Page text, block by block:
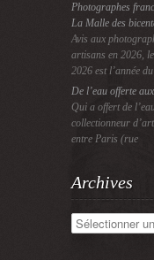
Photographes
La Malle des
Avis aux
artisans en 2026,
2026 est l’année
De l’eau offerte
Qui a offert de
collectionneur
entre Paris (rue
Archives
Archives